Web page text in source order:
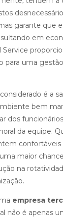
garante que
em
para uma
é a
bem
dos
da equipe.
maior
na
empresa
não é apenas